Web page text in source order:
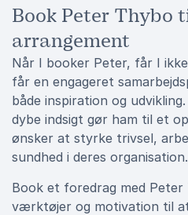
Book Peter Thybo
arrangement
Når I booker Peter, får I
får en engageret
både inspiration og
dybe indsigt gør ham til et
ønsker at styrke trivsel,
sundhed i deres organisation.
Book et foredrag med
værktøjer og motivation til